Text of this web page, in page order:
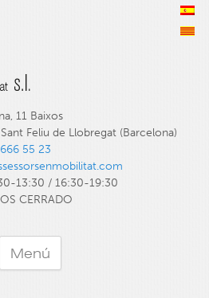
11 Baixos
Feliu de Llobregat (Barcelona)
55 23
13:30 / 16:30-19:30
CERRADO
Menú